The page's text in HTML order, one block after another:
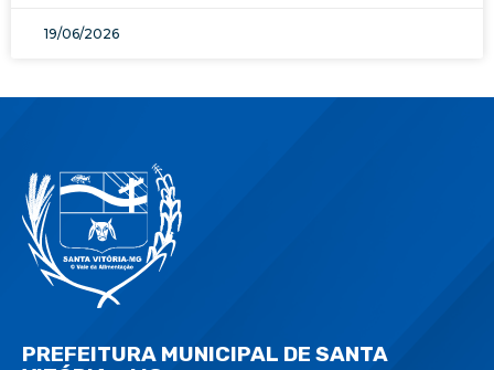
19/06/2026
PREFEITURA MUNICIPAL DE SANTA